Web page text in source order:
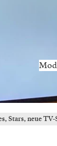
Stars, neue TV-